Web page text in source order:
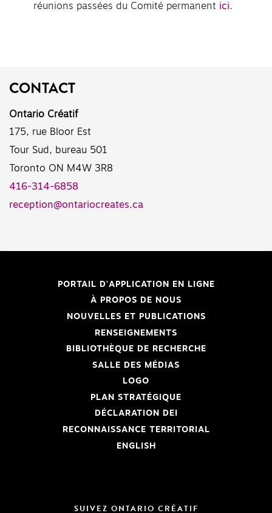
réunions passées du Comité permanent ici.
CONTACT
Ontario Créatif
175, rue Bloor Est
Tour Sud, bureau 501
Toronto ON M4W 3R8
416-314-6858
reception@ontariocreates.ca
PORTAIL D'APPLICATION EN LIGNE
À PROPOS DE NOUS
NOUVELLES ET PUBLICATIONS
RENSEIGNEMENTS
BIBLIOTHÈQUE DE RECHERCHE
SALLE DES MÉDIAS
LOGO
PLAN STRATÉGIQUE
DÉCLARATION DEI
RECONNAISSANCE TERRITORIAL
ENGLISH
SUIVEZ ONTARIO CRÉATIF